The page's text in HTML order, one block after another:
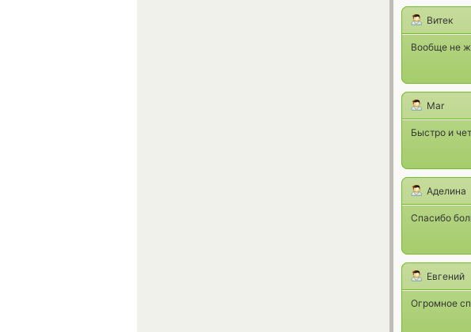
Витек
Вообще не
Mar
Быстро и
Аделина
Спасибо
Евгений
Огромное